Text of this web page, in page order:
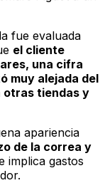
fue evaluada
el cliente
una cifra
muy alejada del
otras tiendas y
apariencia
de la correa y
implica gastos